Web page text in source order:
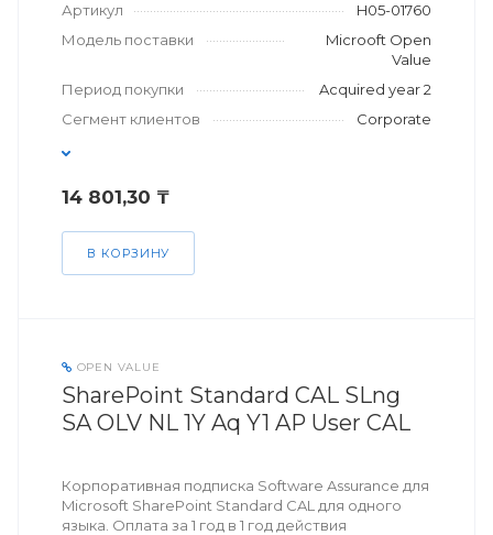
Артикул
H05-01760
Модель поставки
Microoft Open
Value
Период покупки
Acquired year 2
Сегмент клиентов
Corporate
14 801,30 ₸
В КОРЗИНУ
OPEN VALUE
SharePoint Standard CAL SLng
SA OLV NL 1Y Aq Y1 AP User CAL
Корпоративная подписка Software Assurance для
Microsoft SharePoint Standard CAL для одного
языка. Оплата за 1 год в 1 год действия